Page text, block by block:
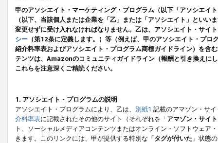
甲のアソシエイト・マーケティング・プログラム（以下「アソシエイ
（以下、当該個人または企業を「乙」または「アソシエイト」とい
変更せずに受け入れなければなりません。乙は、アソシエイト・サイ
シー （第12条に定義します。）等（例えば、甲のアソシエイト・プ
紹介料率表およびアソシエイト・プログラム商標ガイドライン）を
テンツは、Amazonのコミュニティガイドライン（報酬と引き換えに
これらを注意深くご精読ください。
1. アソシエイト・プログラムの説明
アソシエイト・プログラムにより、乙は、 別紙1 記載のアマゾン・サ
介料率表に記載されたその他のサイト（それぞれを「アマゾン・サイト
ト、ソーシャルメディアコンテンツまたはオンライン・ソフトウェア
きます。このリンクには、甲が提供する特別な「タグが付いた 」状態